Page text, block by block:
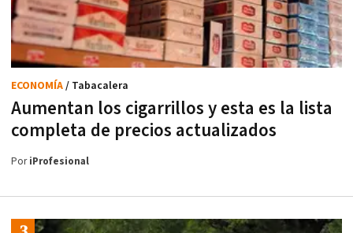
Aumentan los cigarrillos y esta es la lista
completa de precios actualizados
ECONOMÍA/ Tabacalera
PoriProfesional